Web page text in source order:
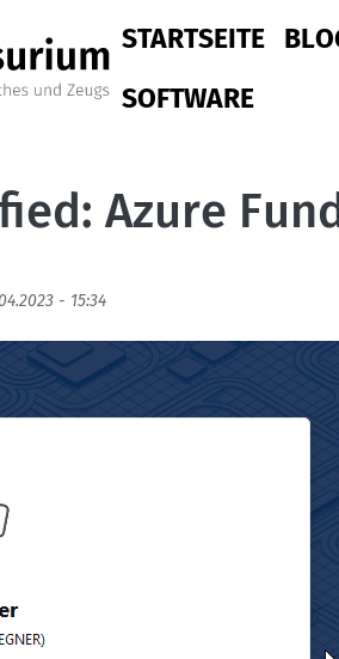
STARTSEITE
SOFTWARE
Azure
- 15:34